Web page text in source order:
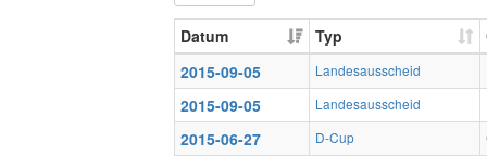
Datum Typ
2015-09-05
Landesausscheid
2015-09-05 Landesausscheid
2015-06-27 D-Cup